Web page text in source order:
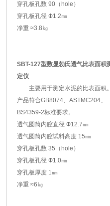
穿孔板孔数 90（hole）
穿孔板孔径 Ф1.2㎜
净重 ≈3.8㎏
SBT-127型数显勃氏透气比表面积
定仪
主要用于测定水泥的比表面积
产品符合GB8074、ASTMC204、
BS4359-2标准要求。
透气圆筒内腔直径 Ф12.7㎜
透气圆筒内腔试料高度 15㎜
穿孔板孔数 35（hole）
穿孔板孔径 Ф1.0㎜
穿孔板厚度 1㎜
净重 ≈6㎏